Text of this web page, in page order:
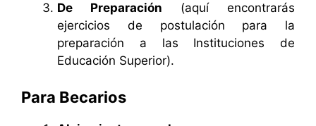
De Preparación (aquí encontrarás
ejercicios de postulación para la
preparación a las Instituciones de
Educación Superior).
Para Becarios